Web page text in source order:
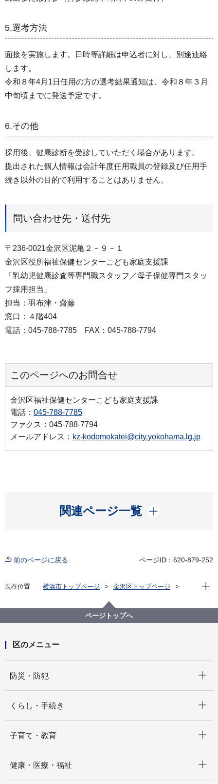
5.選考方法
面接を実施します。日時等詳細は申込者に対し、別途連絡
します。
令和８年4月1日任用の方の選考結果通知は、令和８年３月
中旬頃までに発送予定です。
6.その他
採用後、健康診断を受診していただく場合があります。
提出された個人情報は会計年度任用職員の登録及び任用手
続き以外の目的で利用することはありません。
問い合わせ先・送付先
〒236-0021金沢区泥亀２－９－１
金沢区役所福祉保健センターこども家庭支援課
「乳幼児健康診査等専門職スタッフ／母子保健専門スタッ
フ採用担当」
担当：羽布津・齋藤
窓口：４階404
電話：045-788-7785 FAX：045-788-7794
このページへのお問合せ
金沢区福祉保健センターこども家庭支援課
電話： 045-788-7785
ファクス：045-788-7794
メールアドレス： kz-kodomokatei@city.yokohama.lg.jp
関連ページ一覧
開く
前のページに戻る ページID：620-879-252
現在位置 横浜市トップページ
金沢区トップページ
【金沢区】令和８年度 こども家庭支援課 会計年度任用
職員(乳幼児健康診査等専門職スタッフ／母子保健専門
職スタッフ）登録制度募集案内
現在
ページトップへ
区のメニュー
防災・防犯
くらし・手続き
子育て・教育
健康・医療・福祉